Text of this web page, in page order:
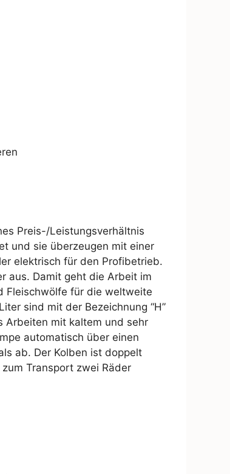
Preis-/Leistungsverhältnis
und sie überzeugen mit einer
elektrisch für den Profibetrieb.
aus. Damit geht die Arbeit im
Fleischwölfe für die weltweite
sind mit der Bezeichnung “H”
Arbeiten mit kaltem und sehr
automatisch über einen
ab. Der Kolben ist doppelt
Transport zwei Räder